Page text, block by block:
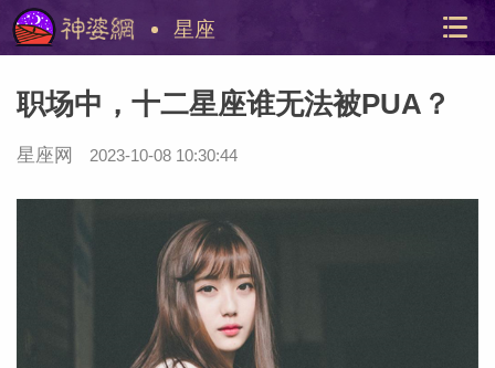
星座
职场中，十二星座谁无法被PUA？
星座网 2023-10-08 10:30:44